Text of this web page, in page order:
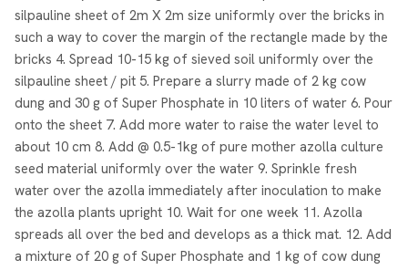
silpauline sheet of 2m X 2m size uniformly over the bricks in
such a way to cover the margin of the rectangle made by the
bricks 4. Spread 10-15 kg of sieved soil uniformly over the
silpauline sheet / pit 5. Prepare a slurry made of 2 kg cow
dung and 30 g of Super Phosphate in 10 liters of water 6. Pour
onto the sheet 7. Add more water to raise the water level to
about 10 cm 8. Add @ 0.5-1kg of pure mother azolla culture
seed material uniformly over the water 9. Sprinkle fresh
water over the azolla immediately after inoculation to make
the azolla plants upright 10. Wait for one week 11. Azolla
spreads all over the bed and develops as a thick mat. 12. Add
a mixture of 20 g of Super Phosphate and 1 kg of cow dung